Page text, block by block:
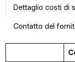
Dettaglio costi di
Contatto del